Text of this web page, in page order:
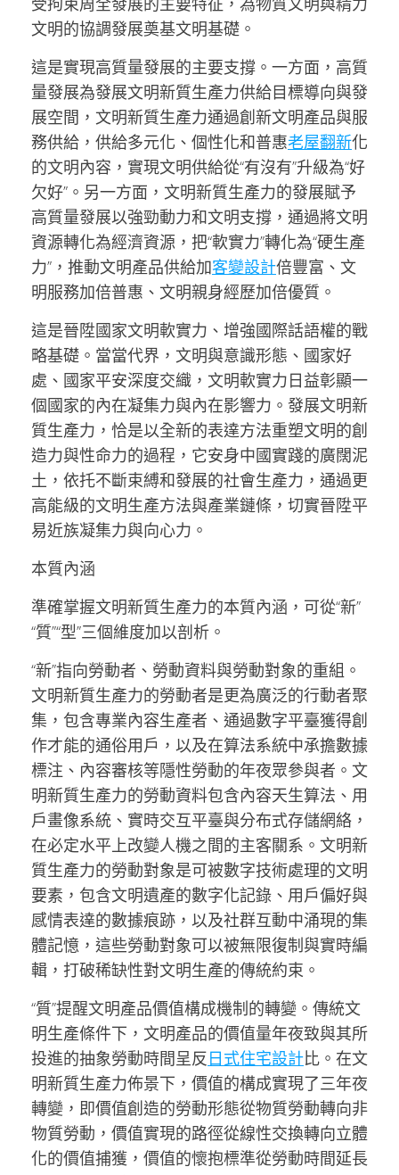
文明的協調發展奠基文明基礎。
這是實現高質量發展的主要支撐。一方面，高質
量發展為發展文明新質生產力供給目標導向與發
展空間，文明新質生產力通過創新文明產品與服
務供給，供給多元化、個性化和普惠老屋翻新化
的文明內容，實現文明供給從“有沒有”升級為“好
欠好”。另一方面，文明新質生產力的發展賦予
高質量發展以強勁動力和文明支撐，通過將文明
資源轉化為經濟資源，把“軟實力”轉化為“硬生產
力”，推動文明產品供給加客變設計倍豐富、文
明服務加倍普惠、文明親身經歷加倍優質。
這是晉陞國家文明軟實力、增強國際話語權的戰
略基礎。當當代界，文明與意識形態、國家好
處、國家平安深度交織，文明軟實力日益彰顯一
個國家的內在凝集力與內在影響力。發展文明新
質生產力，恰是以全新的表達方法重塑文明的創
造力與性命力的過程，它安身中國實踐的廣闊泥
土，依托不斷束縛和發展的社會生產力，通過更
高能級的文明生產方法與產業鏈條，切實晉陞平
易近族凝集力與向心力。
本質內涵
準確掌握文明新質生產力的本質內涵，可從“新”
“質”“型”三個維度加以剖析。
“新”指向勞動者、勞動資料與勞動對象的重組。
文明新質生產力的勞動者是更為廣泛的行動者聚
集，包含專業內容生產者、通過數字平臺獲得創
作才能的通俗用戶，以及在算法系統中承擔數據
標注、內容審核等隱性勞動的年夜眾參與者。文
明新質生產力的勞動資料包含內容天生算法、用
戶畫像系統、實時交互平臺與分布式存儲網絡，
在必定水平上改變人機之間的主客關系。文明新
質生產力的勞動對象是可被數字技術處理的文明
要素，包含文明遺產的數字化記錄、用戶偏好與
感情表達的數據痕跡，以及社群互動中涌現的集
體記憶，這些勞動對象可以被無限復制與實時編
輯，打破稀缺性對文明生產的傳統約束。
“質”提醒文明產品價值構成機制的轉變。傳統文
明生產條件下，文明產品的價值量年夜致與其所
投進的抽象勞動時間呈反日式住宅設計比。在文
明新質生產力佈景下，價值的構成實現了三年夜
轉變，即價值創造的勞動形態從物質勞動轉向非
物質勞動，價值實現的路徑從線性交換轉向立體
化的價值捕獲，價值的懷抱標準從勞動時間延長